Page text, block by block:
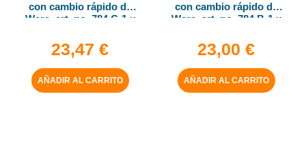
con cambio rápido de
Wera, art. no. 784 C-1 x
23,47 €
AÑADIR AL CARRITO
con cambio rápido de
Wera, art. no. 784 B-1 x
23,00 €
AÑADIR AL CARRITO